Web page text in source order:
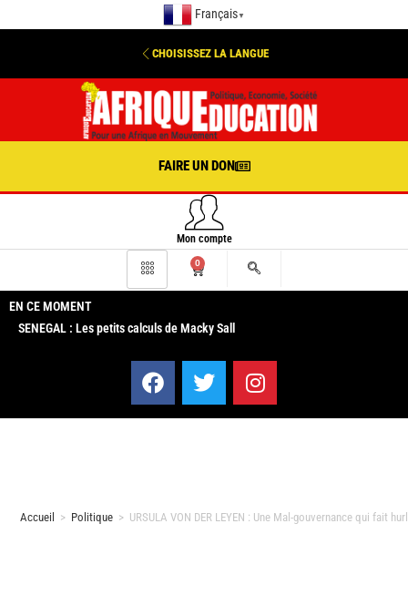
Français ▼
CHOISISSEZ LA LANGUE
FAIRE UN DON
Mon compte
0
EN CE MOMENT
SENEGAL : Les petits calculs de Macky Sall
Accueil > Politique > URSULA VON DER LEYEN : Une Mal-gouvernance qui fait